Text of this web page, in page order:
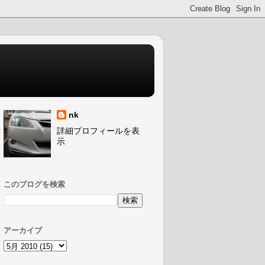
nk
詳細プロフィールを表
示
このブログを検索
アーカイブ